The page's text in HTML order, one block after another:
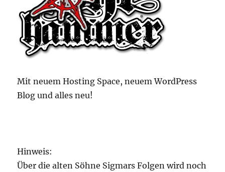
Mit neuem Hosting Space, neuem WordPress
Blog und alles neu!
Hinweis:
Über die alten Söhne Sigmars Folgen wird noch